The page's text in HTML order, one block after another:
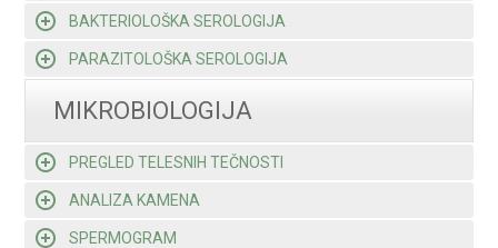
BAKTERIOLOŠKA SEROLOGIJA
PARAZITOLOŠKA SEROLOGIJA
MIKROBIOLOGIJA
PREGLED TELESNIH TEČNOSTI
ANALIZA KAMENA
SPERMOGRAM